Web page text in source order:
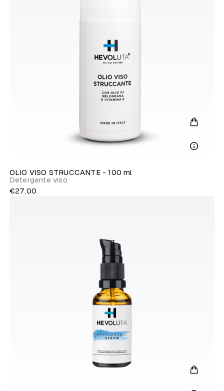
OLIO VISO STRUCCANTE - 100 ml
Detergente viso
€27.00